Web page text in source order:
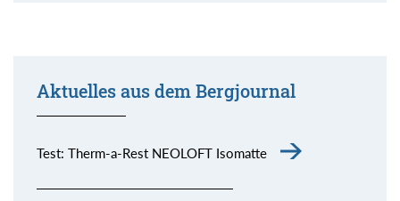
Aktuelles aus dem Bergjournal
Test: Therm-a-Rest NEOLOFT Isomatte